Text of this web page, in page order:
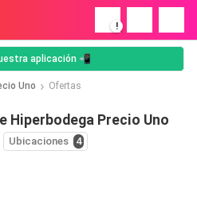
!
aplicación 📲
Uno Ofertas
Hiperbodega Precio Uno
Ubicaciones 4